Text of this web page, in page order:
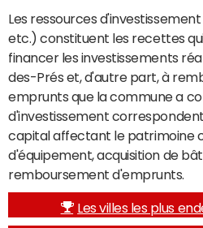
Les ressources
etc.) constituent les recettes
financer les investissements
des-Prés et, d'autre part, à
emprunts que la commune a
d'investissement
capital affectant le patrimoine
d'équipement, acquisition de
remboursement d'emprunts.
Les villes les plus